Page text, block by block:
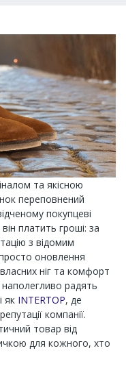
та якісною
переповнений
покупцеві
платить гроші: за
з відомим
оновлення
ніг та комфорт
радять
як INTERTOP, де
компанії.
товар від
для кожного, хто